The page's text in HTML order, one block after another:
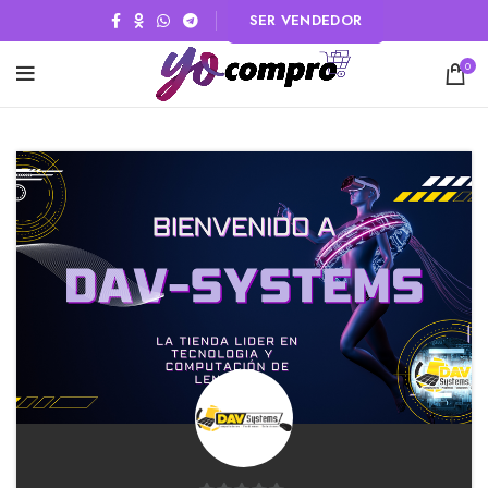
SER VENDEDOR
0